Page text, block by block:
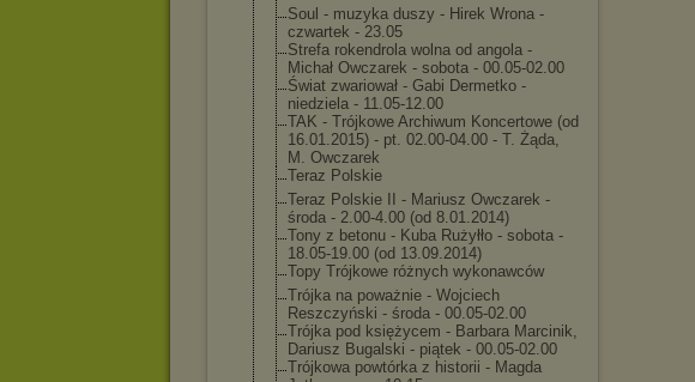
Soul - muzyka duszy - Hirek Wrona -
czwartek - 23.05
Strefa rokendrola wolna od angola -
Michał Owczarek - sobota - 00.05-02.00
Świat zwariował - Gabi Dermetko -
niedziela - 11.05-12.00
TAK - Trójkowe Archiwum Koncertowe (od
16.01.2015) - pt. 02.00-04.00 - T. Żąda,
M. Owczarek
Teraz Polskie
Teraz Polskie II - Mariusz Owczarek -
środa - 2.00-4.00 (od 8.01.2014)
Tony z betonu - Kuba Rużyłło - sobota -
18.05-19.00 (od 13.09.2014)
Topy Trójkowe różnych wykonawców
Trójka na poważnie - Wojciech
Reszczyński - środa - 00.05-02.00
Trójka pod księżycem - Barbara Marcinik,
Dariusz Bugalski - piątek - 00.05-02.00
Trójkowa powtórka z historii - Magda